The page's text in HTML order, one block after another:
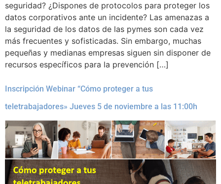
seguridad? ¿Dispones de protocolos para proteger los
datos corporativos ante un incidente? Las amenazas a
la seguridad de los datos de las pymes son cada vez
más frecuentes y sofisticadas. Sin embargo, muchas
pequeñas y medianas empresas siguen sin disponer de
recursos específicos para la prevención […]
Inscripción Webinar “Cómo proteger a tus
teletrabajadores» Jueves 5 de noviembre a las 11:00h